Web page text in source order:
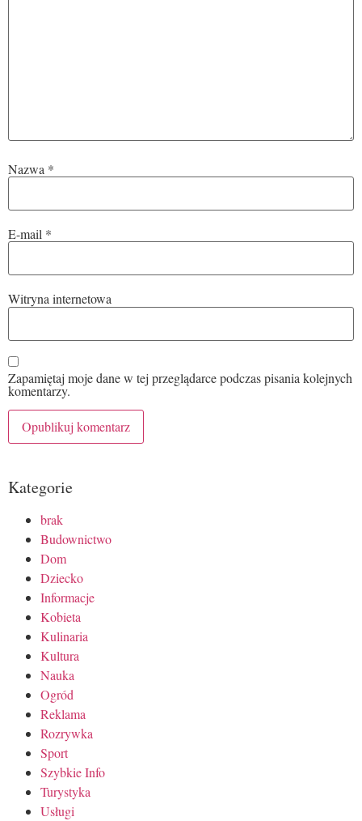
Nazwa *
E-mail *
Witryna internetowa
Zapamiętaj moje dane w tej przeglądarce podczas pisania kolejnych
komentarzy.
Kategorie
brak
Budownictwo
Dom
Dziecko
Informacje
Kobieta
Kulinaria
Kultura
Nauka
Ogród
Reklama
Rozrywka
Sport
Szybkie Info
Turystyka
Usługi